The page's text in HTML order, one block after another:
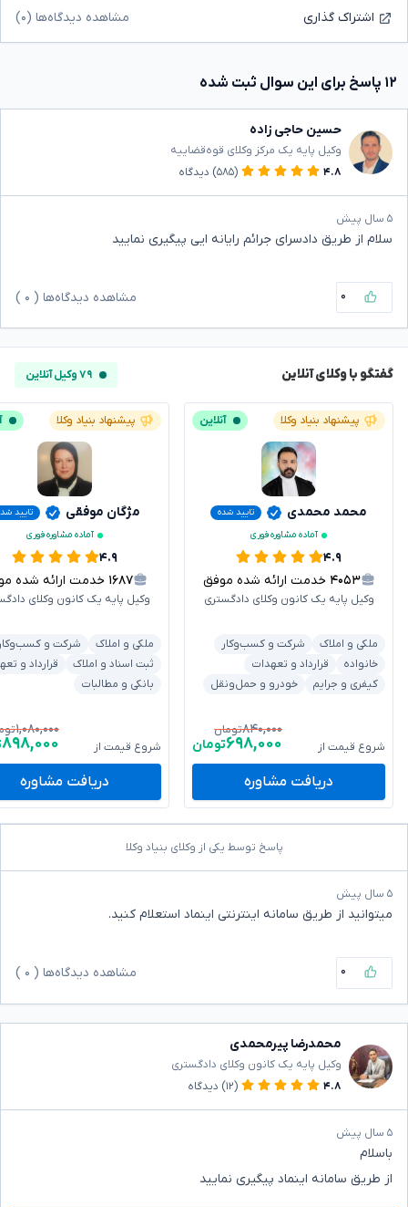
اشتراک گذاری مشاهده دیدگاه‌ها (۰)
۱۲ پاسخ برای این سوال ثبت شده
حسین حاجی زاده
وکیل پایه یک مرکز وکلای قوه‌قضاییه
۴.۸
(۵۸۵) دیدگاه
۵ سال پیش
سلام از طریق دادسرای جرائم رایانه ایی پیگیری نمایید
۰ مشاهده دیدگاه‌ها ( ۰
گفتگو با وکلای آنلاین ۷۹ وکیل آنلاین
پیشنهاد بنیاد وکلا آنلاین
محمد محمدی
تایید شده
آماده مشاوره فوری
۴.۹
۴۰۵۳ خدمت ارائه شده موفق
وکیل پایه یک کانون وکلای دادگستری
ملکی و املاک
شرکت و کسب‌وکار
خانواده
قرارداد و تعهدات
کیفری و جرایم
خودرو و حمل‌ونقل
شروع قیمت از
۸۴۰,۰۰۰تومان
۶۹۸,۰۰۰تومان
دریافت مشاوره
پیشنهاد بنیاد وکلا
مژگان موفقی
تایید
آماده مشاوره فوری
۴.۹
۱۶۸۷ خدمت ارائه شده موفق
وکیل پایه یک کانون وکلای
ملکی و املاک
شرکت و
ثبت اسناد و املاک
قرارداد و
بانکی و مطالبات
شروع قیمت از
۱,۰۸۰,۰۰۰
۸۹۸,۰۰۰
دریافت مشاوره
پاسخ توسط یکی از وکلای بنیاد وکلا
۵ سال پیش
میتوانید از طریق سامانه اینترنتی اینماد استعلام کنید.
۰ مشاهده دیدگاه‌ها ( ۰
محمدرضا پیرمحمدی
وکیل پایه یک کانون وکلای دادگستری
۴.۸
(۱۲) دیدگاه
۵ سال پیش
باسلام
از طریق سامانه اینماد پیگیری نمایید